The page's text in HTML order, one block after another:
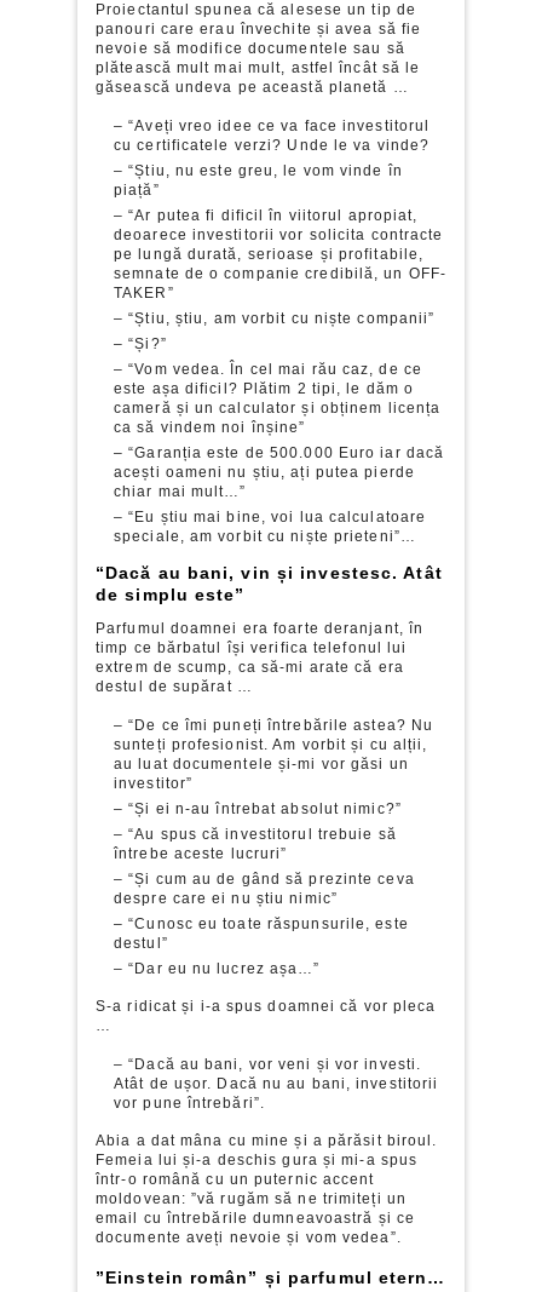
Proiectantul spunea că alesese un tip de
panouri care erau învechite și avea să fie
nevoie să modifice documentele sau să
plătească mult mai mult, astfel încât să le
găsească undeva pe această planetă …
– “Aveți vreo idee ce va face investitorul
cu certificatele verzi? Unde le va vinde?
– “Știu, nu este greu, le vom vinde în
piață”
– “Ar putea fi dificil în viitorul apropiat,
deoarece investitorii vor solicita contracte
pe lungă durată, serioase și profitabile,
semnate de o companie credibilă, un OFF-
TAKER”
– “Știu, știu, am vorbit cu niște companii”
– “Și?”
– “Vom vedea. În cel mai rău caz, de ce
este așa dificil? Plătim 2 tipi, le dăm o
cameră și un calculator și obținem licența
ca să vindem noi înșine”
– “Garanția este de 500.000 Euro iar dacă
acești oameni nu știu, ați putea pierde
chiar mai mult…”
– “Eu știu mai bine, voi lua calculatoare
speciale, am vorbit cu niște prieteni”…
“Dacă au bani, vin și investesc. Atât
de simplu este”
Parfumul doamnei era foarte deranjant, în
timp ce bărbatul își verifica telefonul lui
extrem de scump, ca să-mi arate că era
destul de supărat …
– “De ce îmi puneți întrebările astea? Nu
sunteți profesionist. Am vorbit și cu alții,
au luat documentele și-mi vor găsi un
investitor”
– “Și ei n-au întrebat absolut nimic?”
– “Au spus că investitorul trebuie să
întrebe aceste lucruri”
– “Și cum au de gând să prezinte ceva
despre care ei nu știu nimic”
– “Cunosc eu toate răspunsurile, este
destul”
– “Dar eu nu lucrez așa…”
S-a ridicat și i-a spus doamnei că vor pleca
…
– “Dacă au bani, vor veni și vor investi.
Atât de ușor. Dacă nu au bani, investitorii
vor pune întrebări”.
Abia a dat mâna cu mine și a părăsit biroul.
Femeia lui și-a deschis gura și mi-a spus
într-o română cu un puternic accent
moldovean: ”vă rugăm să ne trimiteți un
email cu întrebările dumneavoastră și ce
documente aveți nevoie și vom vedea”.
”Einstein român” și parfumul etern…